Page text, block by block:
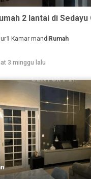
1 Kamar mandi Rumah
3 minggu lalu